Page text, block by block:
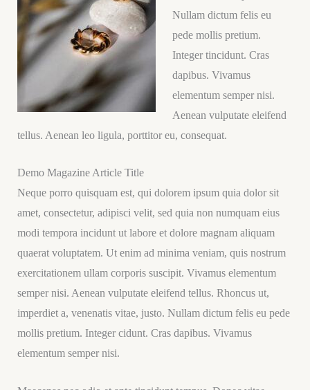
Nullam dictum felis eu
pede mollis pretium.
Integer tincidunt. Cras
dapibus. Vivamus
elementum semper nisi.
Aenean vulputate eleifend
tellus. Aenean leo ligula, porttitor eu, consequat.
Demo Magazine Article Title
Neque porro quisquam est, qui dolorem ipsum quia dolor sit
amet, consectetur, adipisci velit, sed quia non numquam eius
modi tempora incidunt ut labore et dolore magnam aliquam
quaerat voluptatem. Ut enim ad minima veniam, quis nostrum
exercitationem ullam corporis suscipit. Vivamus elementum
semper nisi. Aenean vulputate eleifend tellus. Rhoncus ut,
imperdiet a, venenatis vitae, justo. Nullam dictum felis eu pede
mollis pretium. Integer cidunt. Cras dapibus. Vivamus
elementum semper nisi.